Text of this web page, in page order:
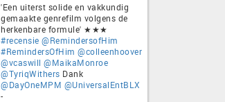
'Een uiterst solide en vakkundig
gemaakte genrefilm volgens de
herkenbare formule' ★★★
#recensie @RemindersofHim
#RemindersOfHim @colleenhoover
@vcaswill @MaikaMonroe
@TyriqWithers Dank
@DayOneMPM @UniversalEntBLX
-